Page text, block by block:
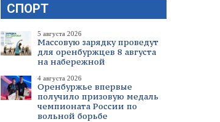
СПОРТ
5 августа 2026
Массовую зарядку проведут
для оренбуржцев 8 августа
на набережной
4 августа 2026
Оренбуржье впервые
получило призовую медаль
чемпионата России по
вольной борьбе